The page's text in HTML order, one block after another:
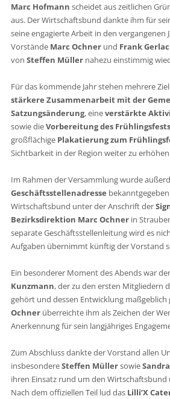
Marc Hofmann scheidet aus zeitlichen
aus. Der Wirtschaftsbund dankte ihm für
seine engagierte Arbeit in den vergangenen
Vorstände Marc Ochnerund Frank
von Steffen Müllernahezu einstimmig
Für das kommende Jahr stehen mehrere
stärkere Zusammenarbeit mit der
Satzungsänderung, eineverstärkte
sowie dieVorbereitung des Frühlingsfests
großflächige Plakatierung zum
Sichtbarkeit in der Region weiter zu
Im Rahmen der Versammlung wurde
Geschäftsstellenadresse
Wirtschaftsbund unter der Anschrift der
Bezirksdirektion Marc Ochnerin
separate Geschäftsstellenleitung wird es
Aufgaben übernimmt künftig der Vorstand
Ein besonderer Moment des Abends war
Kunzmann, der zu den ersten Mitgliedern
gehört und dessen Entwicklung maßgeblich
Ochnerüberreichte ihm als Zeichen der
Anerkennung für sein langjähriges
Zum Abschluss dankte der Vorstand allen
insbesondereSteffen Müllersowie
ihren Einsatz rund um den Wirtschaftsbund
Nach dem offiziellen Teil lud das Lilli’X